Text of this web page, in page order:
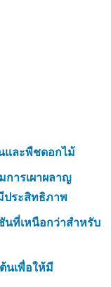
และพืชดอกไม้
ารเผาผลาญ
ประสิทธิภาพ
ที่เหนือกว่าสำหรับ
นเพื่อให้มี